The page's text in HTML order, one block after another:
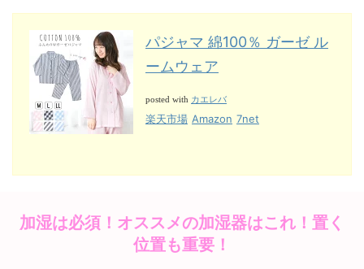
パジャマ 綿100％ ガーゼ ル
ームウェア
posted with カエレバ
楽天市場 Amazon 7net
加湿は必須！オススメの加湿器はこれ！置く
位置も重要！